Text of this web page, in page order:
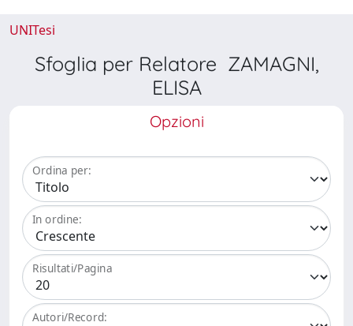
UNITesi
Sfoglia per Relatore ZAMAGNI,
ELISA
Opzioni
Ordina per:
In ordine:
Risultati/Pagina
Autori/Record: